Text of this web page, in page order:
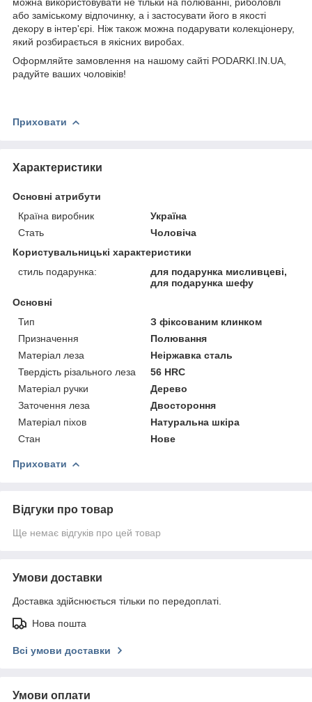
або заміському відпочинку, а і застосувати його в якості
декору в інтер'єрі. Ніж також можна подарувати колекціонеру,
який розбирається в якісних виробах.
Оформляйте замовлення на нашому сайті PODARKI.IN.UA,
радуйте ваших чоловіків!
Приховати
Характеристики
Основні атрибути
Країна виробник
Україна
Стать
Чоловіча
Користувальницькі характеристики
стиль подарунка:
для подарунка мисливцеві,
для подарунка шефу
Основні
Тип
З фіксованим клинком
Призначення
Полювання
Матеріал леза
Неіржавка сталь
Твердість різального леза
56 HRC
Матеріал ручки
Дерево
Заточення леза
Двостороння
Матеріал піхов
Натуральна шкіра
Стан
Нове
Приховати
Відгуки про товар
Ще немає відгуків про цей товар
Умови доставки
Доставка здійснюється тільки по передоплаті.
Нова пошта
Всі умови доставки
Умови оплати